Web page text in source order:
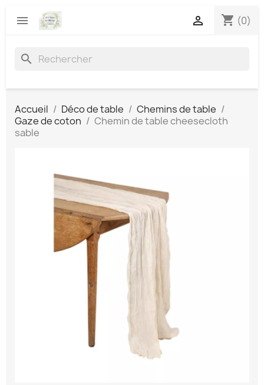
 shopping_cart (0)

search
Accueil Déco de table
Chemins de table
Gaze de coton
Chemin de table cheesecloth
sable